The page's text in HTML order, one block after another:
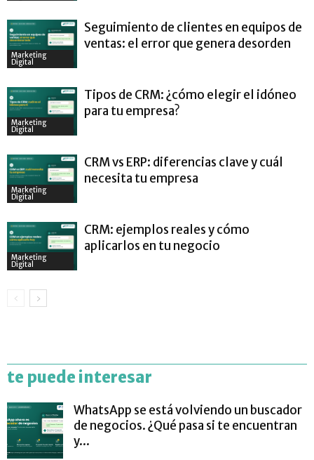
Marketing
Digital
Seguimiento de clientes en equipos de
ventas: el error que genera desorden
Marketing
Digital
Tipos de CRM: ¿cómo elegir el idóneo
para tu empresa?
Marketing
Digital
CRM vs ERP: diferencias clave y cuál
necesita tu empresa
Marketing
Digital
CRM: ejemplos reales y cómo
aplicarlos en tu negocio
te puede interesar
WhatsApp se está volviendo un buscador
de negocios. ¿Qué pasa si te encuentran
y...